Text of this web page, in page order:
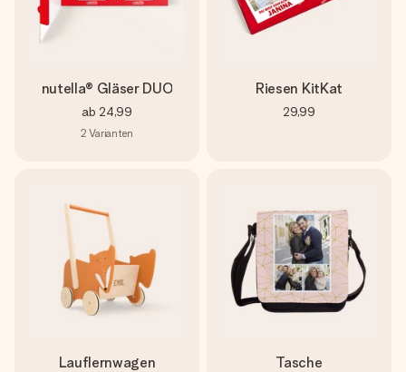
nutella® Gläser DUO
ab 24,99
2 Varianten
Riesen KitKat
29,99
Lauflernwagen Tasche